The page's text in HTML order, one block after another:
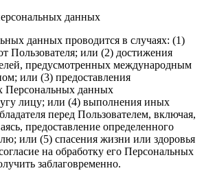
данных
данных проводится в случаях: (1)
Пользователя; или (2) достижения
предусмотренных международным
или (3) предоставления
Персональных данных
лицу; или (4) выполнения иных
перед Пользователем, включая,
предоставление определенного
или (5) спасения жизни или здоровья
на обработку его Персональных
заблаговременно.